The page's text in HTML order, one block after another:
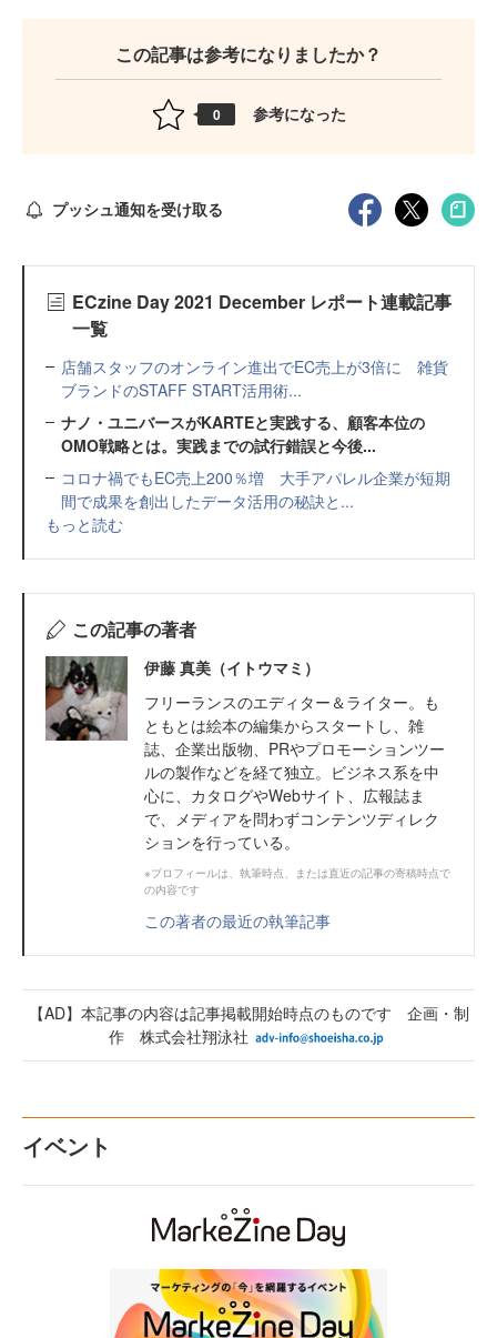
この記事は参考になりましたか？
0 参考になった
プッシュ通知を受け取る
ECzine Day 2021 December レポート連載記事
一覧
店舗スタッフのオンライン進出でEC売上が3倍に 雑貨
ブランドのSTAFF START活用術...
ナノ・ユニバースがKARTEと実践する、顧客本位の
OMO戦略とは。実践までの試行錯誤と今後...
コロナ禍でもEC売上200％増 大手アパレル企業が短期
間で成果を創出したデータ活用の秘訣と...
もっと読む
この記事の著者
伊藤 真美（イトウマミ）
フリーランスのエディター＆ライター。も
ともとは絵本の編集からスタートし、雑
誌、企業出版物、PRやプロモーションツー
ルの製作などを経て独立。ビジネス系を中
心に、カタログやWebサイト、広報誌ま
で、メディアを問わずコンテンツディレク
ションを行っている。
※プロフィールは、執筆時点、または直近の記事の寄稿時点で
の内容です
この著者の最近の執筆記事
【AD】本記事の内容は記事掲載開始時点のものです 企画・制
作 株式会社翔泳社
イベント